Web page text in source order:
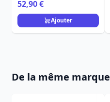
52,90 €
Ajouter
De la même marque